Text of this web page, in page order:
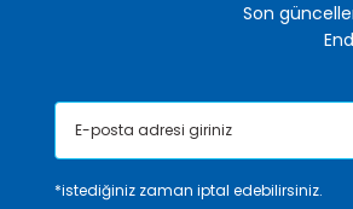
Son
*istediğiniz zaman iptal edebilirsiniz.